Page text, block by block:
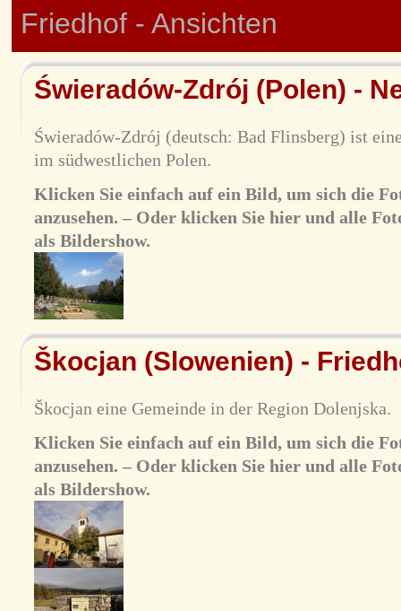
Friedhof - Ansichten
Świeradów-Zdrój (Polen) -
Świeradów-Zdrój (deutsch: Bad Flinsberg) ist
im südwestlichen Polen.
Klicken Sie einfach auf ein Bild, um sich die
anzusehen. – Oder klicken Sie hier und alle
als Bildershow.
Škocjan (Slowenien) -
Škocjan eine Gemeinde in der Region Dolenjska.
Klicken Sie einfach auf ein Bild, um sich die
anzusehen. – Oder klicken Sie hier und alle
als Bildershow.